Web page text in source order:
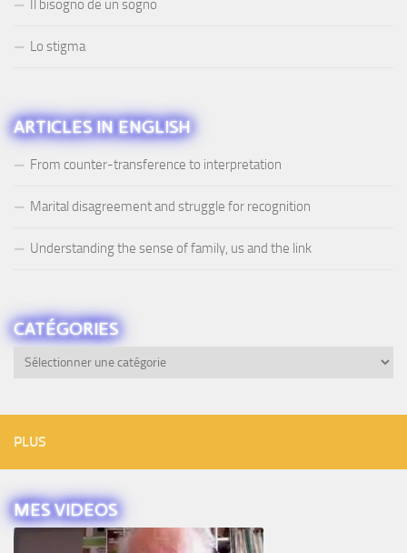
Il bisogno de un sogno
Lo stigma
ARTICLES IN ENGLISH
From counter-transference to interpretation
Marital disagreement and struggle for recognition
Understanding the sense of family, us and the link
CATÉGORIES
Catégories
PLUS
MES VIDEOS